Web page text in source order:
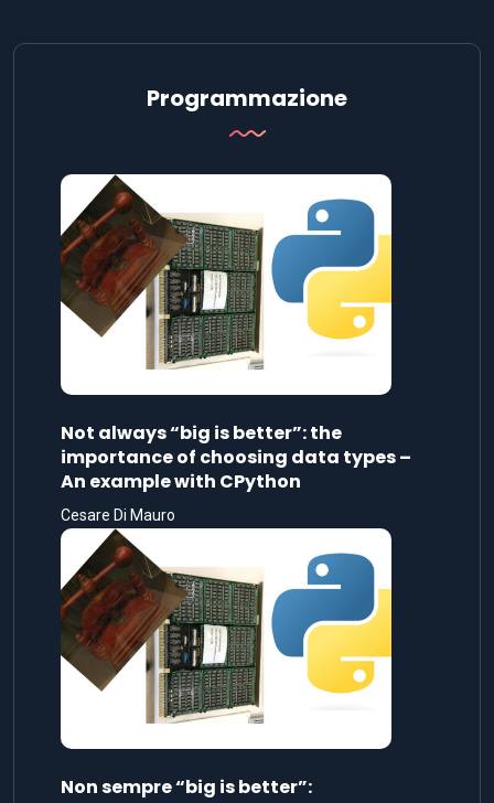
Programmazione
Not always “big is better”: the
importance of choosing data types –
An example with CPython
Cesare Di Mauro
Non sempre “big is better”: